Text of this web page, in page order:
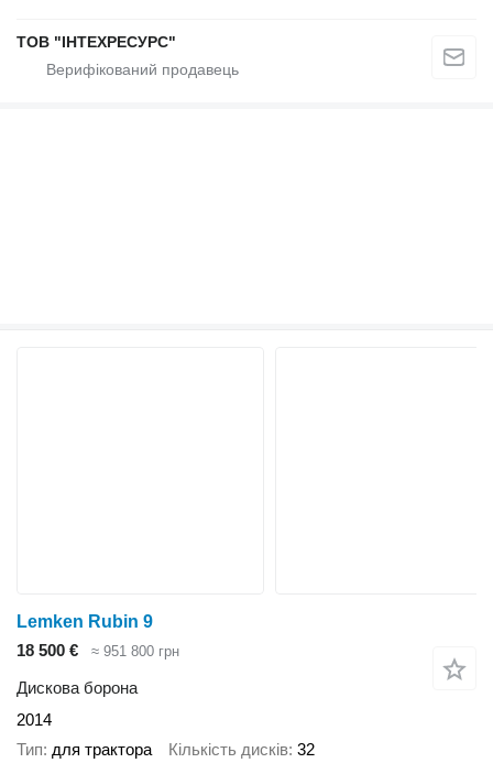
ТОВ "ІНТЕXРЕСУРС"
Lemken Rubin 9
18 500 €
≈ 951 800 грн
Дискова борона
2014
Тип для трактора Кількість дисків 32